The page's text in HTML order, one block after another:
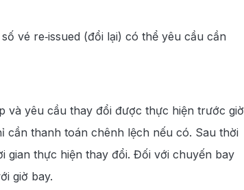
vé re‑issued (đổi lại) có thể yêu cầu cần
và yêu cầu thay đổi được thực hiện trước giờ
thanh toán chênh lệch nếu có. Sau thời
gian thực hiện thay đổi. Đối với chuyến bay
giờ bay.